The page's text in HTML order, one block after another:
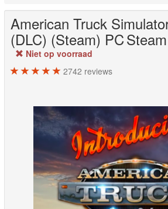
American Truck
(DLC) (Steam) PC
Niet op voorraad
2742 reviews